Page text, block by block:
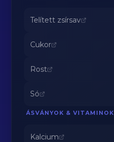
Telített zsírsav
Cukor
Rost
Só
ÁSVÁNYOK & VITAMINOK
Kalcium